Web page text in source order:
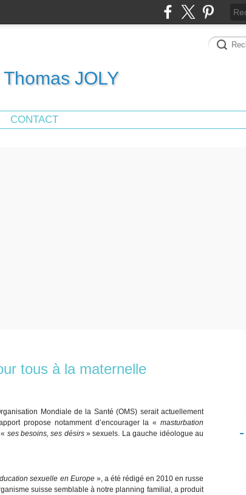
JOLY
CONTACT
tous à la maternelle
Mondiale de la Santé (OMS) serait actuellement
propose notamment d’encourager la « masturbation
ses besoins, ses désirs» sexuels. La gauche idéologue au
sexuelle en Europe», a été rédigé en 2010 en russe
suisse semblable à notre planning familial, a produit